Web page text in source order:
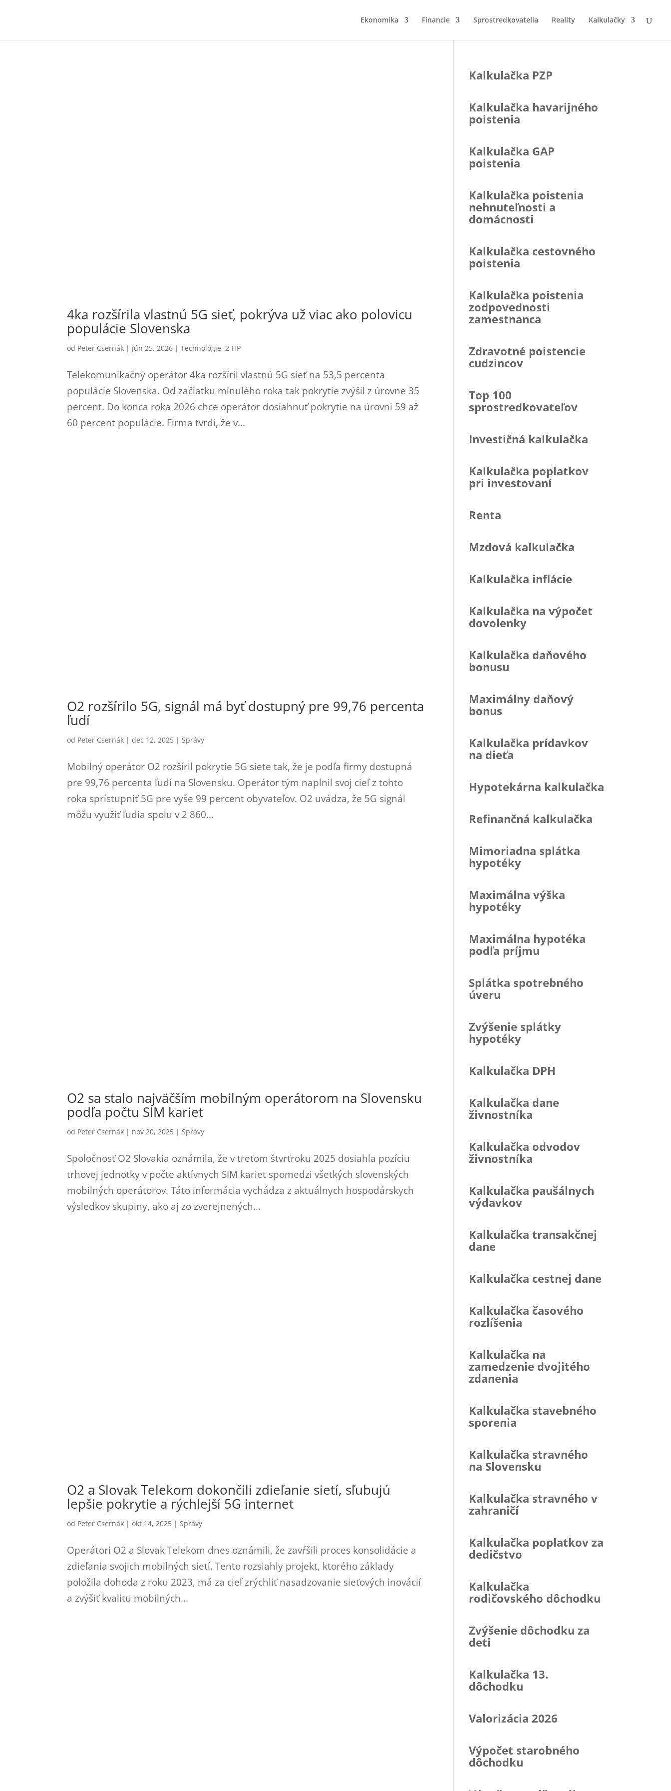
Ekonomika Financie Sprostredkovatelia Reality Kalkulačky
4ka rozšírila vlastnú 5G sieť, pokrýva už viac ako polovicu
populácie Slovenska
od Peter Csernák | jún 25, 2026 |Technológie,2-HP
Telekomunikačný operátor 4ka rozšíril vlastnú 5G sieť na 53,5 percenta
populácie Slovenska. Od začiatku minulého roka tak pokrytie zvýšil z úrovne 35
percent. Do konca roka 2026 chce operátor dosiahnuť pokrytie na úrovni 59 až
60 percent populácie. Firma tvrdí, že v...
O2 rozšírilo 5G, signál má byť dostupný pre 99,76 percenta
ľudí
od Peter Csernák |dec 12, 2025 | Správy
Mobilný operátor O2 rozšíril pokrytie 5G siete tak, že je podľa firmy dostupná
pre 99,76 percenta ľudí na Slovensku. Operátor tým naplnil svoj cieľ z tohto
roka sprístupniť 5G pre vyše 99 percent obyvateľov. O2 uvádza, že 5G signál
môžu využiť ľudia spolu v 2 860...
O2 sa stalo najväčším mobilným operátorom na Slovensku
podľa počtu SIM kariet
od Peter Csernák | nov 20, 2025 | Správy
Spoločnosť O2 Slovakia oznámila, že v treťom štvrťroku 2025 dosiahla pozíciu
trhovej jednotky v počte aktívnych SIM kariet spomedzi všetkých slovenských
mobilných operátorov. Táto informácia vychádza z aktuálnych hospodárskych
výsledkov skupiny, ako aj zo zverejnených...
O2 a Slovak Telekom dokončili zdieľanie sietí, sľubujú
lepšie pokrytie a rýchlejší 5G internet
od Peter Csernák |okt 14, 2025 | Správy
Operátori O2 a Slovak Telekom dnes oznámili, že zavŕšili proces konsolidácie a
zdieľania svojich mobilných sietí. Tento rozsiahly projekt, ktorého základy
položila dohoda z roku 2023, má za cieľ zrýchliť nasadzovanie sieťových inovácií
a zvýšiť kvalitu mobilných...
Kalkulačka PZP
Kalkulačka havarijného
poistenia
Kalkulačka GAP
poistenia
Kalkulačka poistenia
nehnuteľnosti a
domácnosti
Kalkulačka cestovného
poistenia
Kalkulačka poistenia
zodpovednosti
zamestnanca
Zdravotné poistencie
cudzincov
Top 100
sprostredkovateľov
Investičná kalkulačka
Kalkulačka poplatkov
pri investovaní
Renta
Mzdová kalkulačka
Kalkulačka inflácie
Kalkulačka na výpočet
dovolenky
Kalkulačka daňového
bonusu
Maximálny daňový
bonus
Kalkulačka prídavkov
na dieťa
Hypotekárna kalkulačka
Refinančná kalkulačka
Mimoriadna splátka
hypotéky
Maximálna výška
hypotéky
Maximálna hypotéka
podľa príjmu
Splátka spotrebného
úveru
Zvýšenie splátky
hypotéky
Kalkulačka DPH
Kalkulačka dane
živnostníka
Kalkulačka odvodov
živnostníka
Kalkulačka paušálnych
výdavkov
Kalkulačka transakčnej
dane
Kalkulačka cestnej dane
Kalkulačka časového
rozlíšenia
Kalkulačka na
zamedzenie dvojitého
zdanenia
Kalkulačka stavebného
sporenia
Kalkulačka stravného
na Slovensku
Kalkulačka stravného v
zahraničí
Kalkulačka poplatkov za
dedičstvo
Kalkulačka
rodičovského dôchodku
Zvýšenie dôchodku za
deti
Kalkulačka 13.
dôchodku
Valorizácia 2026
Výpočet starobného
dôchodku